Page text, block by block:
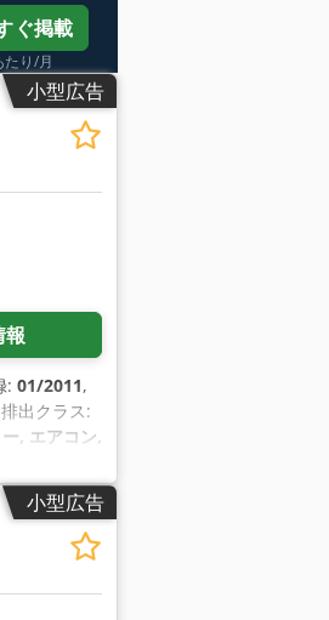
ぐ掲載
り/月
小型広告
報
: 01/2011,
出クラス:
, エアコン,
レーラー
子安定制御
小型広告